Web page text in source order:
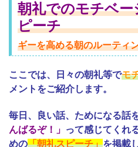
朝礼でのモチベ
ピーチ
ギーを高める朝のルーティ
ここでは、日々の朝礼等でモ
メントをご紹介します。
毎日、良い話、ためになる話
んばるぞ！」 って感じてくれ
めの「朝礼スピーチ」を掲載